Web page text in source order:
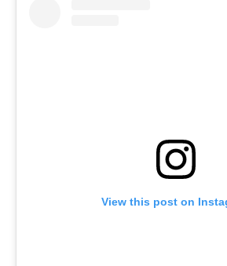
View this post on